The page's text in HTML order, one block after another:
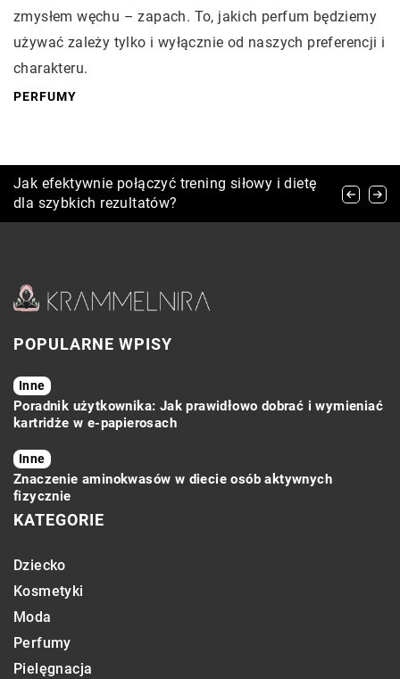
zmysłem węchu – zapach. To, jakich perfum będziemy
używać zależy tylko i wyłącznie od naszych preferencji i
charakteru.
PERFUMY
Jak dokonać wyboru pierścionka
zaręczynowego z kamieniem szlachetnym?
Jak efektywnie połączyć trening siłowy i dietę
dla szybkich rezultatów?
Jak wybrać odpowiednie produkty do
pielęgnacji skóry wrażliwej?
POPULARNE WPISY
Inne
Poradnik użytkownika: Jak prawidłowo dobrać i wymieniać
kartridże w e-papierosach
Inne
Znaczenie aminokwasów w diecie osób aktywnych
fizycznie
KATEGORIE
Dziecko
Kosmetyki
Moda
Perfumy
Pielęgnacja